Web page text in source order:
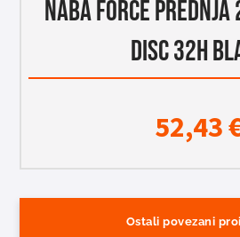
NABA FORCE
DISC 32H
52,43
Ostali povezani